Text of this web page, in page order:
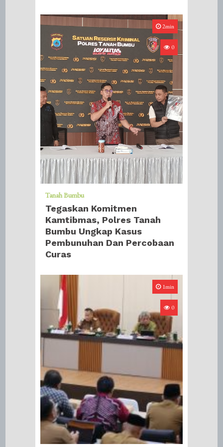
2min
0
Tanah Bumbu
Tegaskan Komitmen
Kamtibmas, Polres Tanah
Bumbu Ungkap Kasus
Pembunuhan Dan Percobaan
Curas
1min
0